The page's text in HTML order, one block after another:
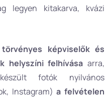
legyen kitakarva, kvázi
képviselők és
helyszíni felhívása arra,
fotók nyilvános
Instagram)a felvételen